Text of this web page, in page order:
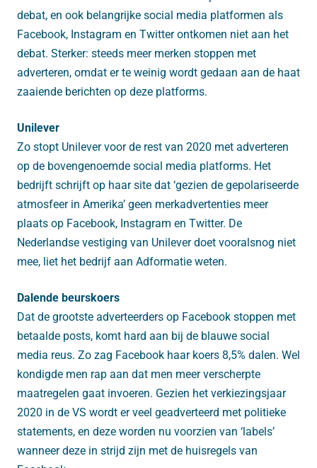
debat, en ook belangrijke social media platformen als
Facebook, Instagram en Twitter ontkomen niet aan het
debat. Sterker: steeds meer merken stoppen met
adverteren, omdat er te weinig wordt gedaan aan de haat
zaaiende berichten op deze platforms.
Unilever
Zo stopt Unilever voor de rest van 2020 met adverteren
op de bovengenoemde social media platforms. Het
bedrijft schrijft op haar site dat ‘gezien de gepolariseerde
atmosfeer in Amerika’ geen merkadvertenties meer
plaats op Facebook, Instagram en Twitter. De
Nederlandse vestiging van Unilever doet vooralsnog niet
mee, liet het bedrijf aan Adformatie weten.
Dalende beurskoers
Dat de grootste adverteerders op Facebook stoppen met
betaalde posts, komt hard aan bij de blauwe social
media reus. Zo zag Facebook haar koers 8,5% dalen. Wel
kondigde men rap aan dat men meer verscherpte
maatregelen gaat invoeren. Gezien het verkiezingsjaar
2020 in de VS wordt er veel geadverteerd met politieke
statements, en deze worden nu voorzien van ‘labels’
wanneer deze in strijd zijn met de huisregels van